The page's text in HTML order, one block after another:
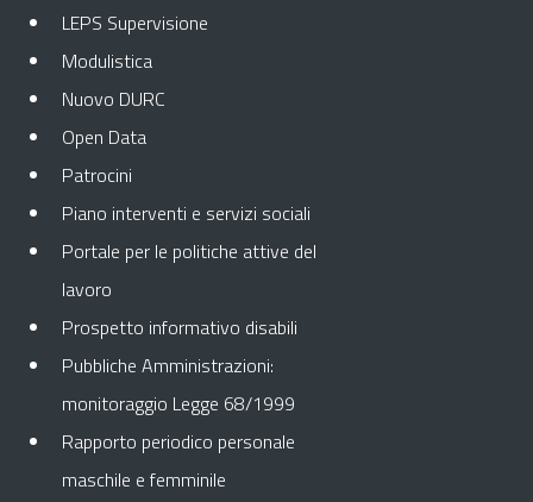
LEPS Supervisione
Modulistica
Nuovo DURC
Open Data
Patrocini
Piano interventi e servizi sociali
Portale per le politiche attive del
lavoro
Prospetto informativo disabili
Pubbliche Amministrazioni:
monitoraggio Legge 68/1999
Rapporto periodico personale
maschile e femminile